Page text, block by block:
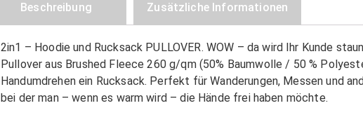
Beschreibung Zusätzliche Informationen
2in1 – Hoodie und Rucksack PULLOVER. WOW – da wird Ihr Kunde
Pullover aus Brushed Fleece 260 g/qm (50% Baumwolle / 50 %
Handumdrehen ein Rucksack. Perfekt für Wanderungen, Messen und
bei der man – wenn es warm wird – die Hände frei haben möchte.